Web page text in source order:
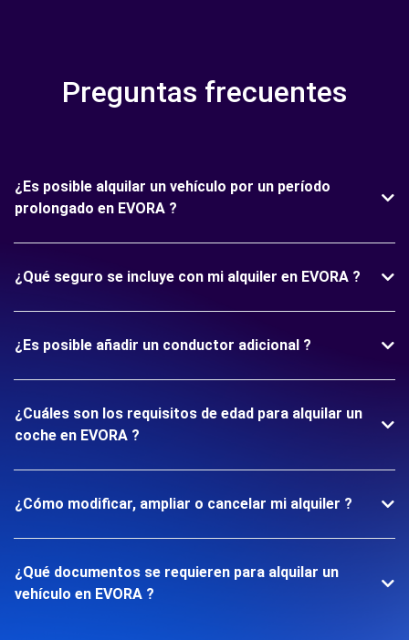
Preguntas frecuentes
¿Es posible alquilar un vehículo por un período
prolongado en EVORA ?
¿Qué seguro se incluye con mi alquiler en EVORA ?
¿Es posible añadir un conductor adicional ?
¿Cuáles son los requisitos de edad para alquilar un
coche en EVORA ?
¿Cómo modificar, ampliar o cancelar mi alquiler ?
¿Qué documentos se requieren para alquilar un
vehículo en EVORA ?